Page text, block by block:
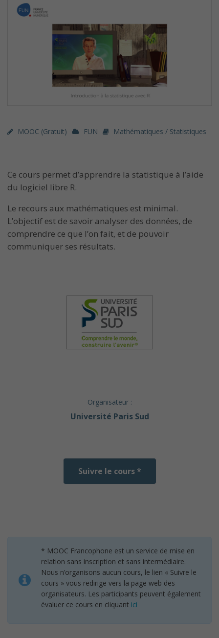
MOOC (gratuit) FUN Mathématiques / Statistiques
Ce cours permet d’apprendre la statistique à l’aide
du logiciel libre R.
Le recours aux mathématiques est minimal.
L’objectif est de savoir analyser des données, de
comprendre ce que l’on fait, et de pouvoir
communiquer ses résultats.
Organisateur :
Université Paris Sud
Suivre le cours *
* MOOC Francophone est un service de mise en
relation sans inscription et sans intermédiaire.
Nous n’organisons aucun cours, le lien « Suivre le
cours » vous redirige vers la page web des
organisateurs. Les participants peuvent également
évaluer ce cours en cliquant ici